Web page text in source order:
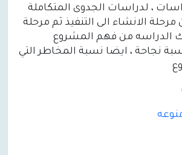
، لدراسات الجدوى المتكاملة
الانشاء الى التنفيذ ثم مرحلة
الدراسه من فهم المشروع
نجاحة ، ايضا نسبة المخاطر التي